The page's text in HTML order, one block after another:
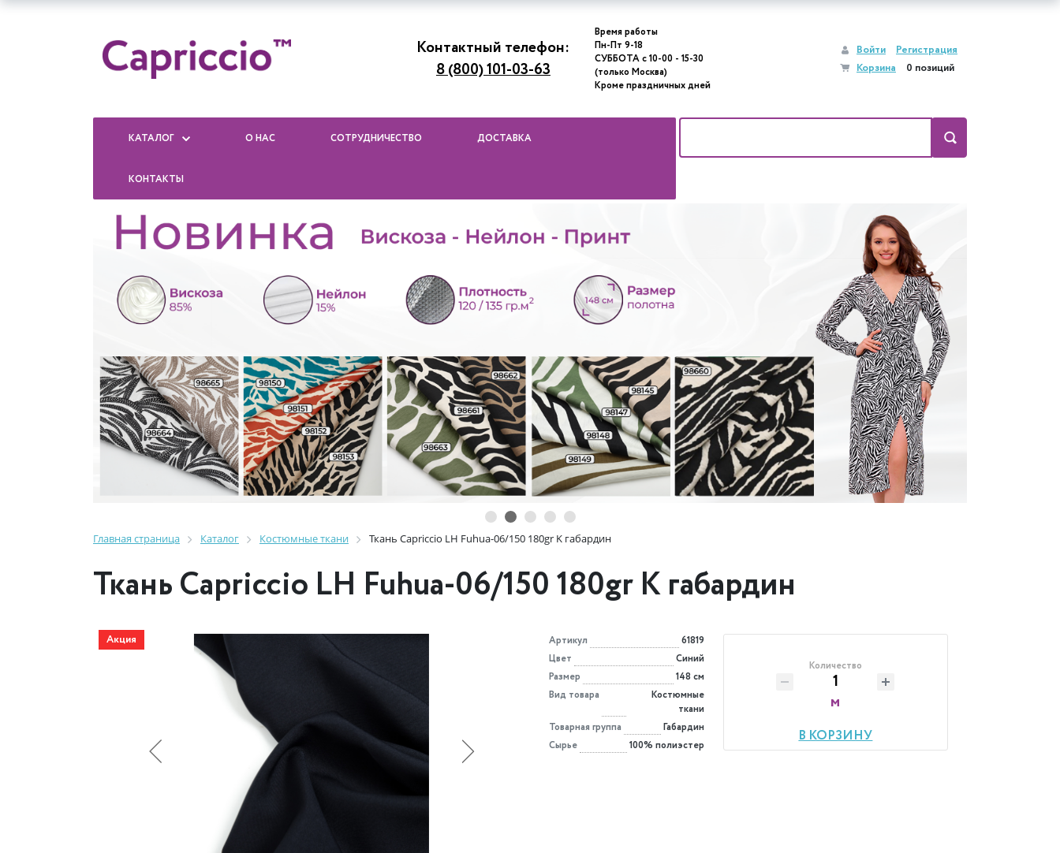
Войти
Регистрация
Корзина
0 позиций
Контактный телефон:
8 (800) 101-03-63
Время работы
Пн-Пт 9-18
СУББОТА с 10-00 - 15-30
(только Москва)
Кроме праздничных дней
КАТАЛОГ О НАС СОТРУДНИЧЕСТВО ДОСТАВКА
КОНТАКТЫ
Главная страница Каталог Костюмные ткани Ткань Capriccio LH Fuhua-06/150 180gr K габардин
Ткань Capriccio LH Fuhua-06/150 180gr K габардин
Акция Артикул
61819
Цвет
Синий
Размер
148 см
Вид товара
Костюмные
ткани
Товарная группа
Габардин
Сырье
100% полиэстер
Количество
м
В КОРЗИНУ